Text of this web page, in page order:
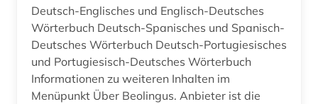
vietnamesisch (2)
volltext (1)
weltgeschichte (1)
Deutsch-Englisches und Englisch-Deutsches
Wörterbuch Deutsch-Spanisches und Spanisch-
Deutsches Wörterbuch Deutsch-Portugiesisches
und Portugiesisch-Deutsches Wörterbuch
Informationen zu weiteren Inhalten im
Menüpunkt Über Beolingus. Anbieter ist die